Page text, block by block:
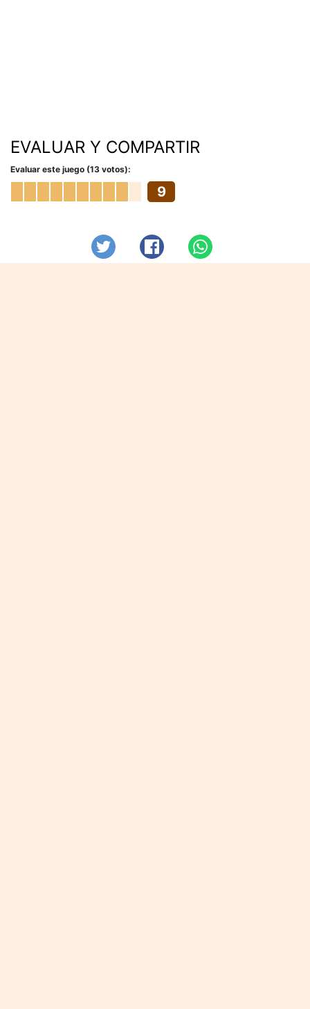
EVALUAR Y COMPARTIR
Evaluar este juego (13 votos):
9